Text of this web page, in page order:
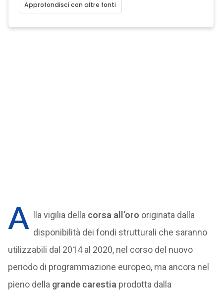
Approfondisci con altre fonti
A lla vigilia della corsa all’oro originata dalla
disponibilità dei fondi strutturali che saranno
utilizzabili dal 2014 al 2020, nel corso del nuovo
periodo di programmazione europeo, ma ancora nel
pieno della grande carestia prodotta dalla